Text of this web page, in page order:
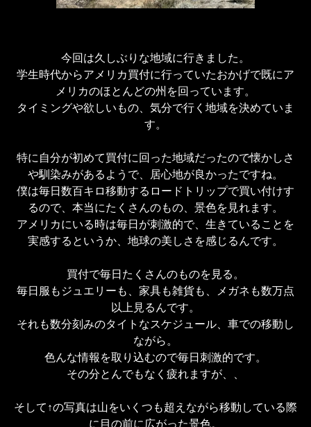
今回は久しぶりな地域に行きました。
学生時代からアメリカ買付に行っていたおかげで既にア
メリカのほとんどの州を回っています。
タイミングや欲しいもの、気分で行く地域を決めていま
す。
特に自分が初めて買付に回った地域だったので懐かしさ
や馴染みがあるようで、居心地が良かったですね。
僕は毎日数百キロ移動するロードトリップで買い付けす
るので、本当にたくさんのもの、景色を見れます。
アメリカにいる時は毎日が刺激的で、生きていることを
実感するというか、地球の美しさを感じるんです。
買付で毎日たくさんのものを見る。
毎日服もジュエリーも、家具も雑貨も、メガネも数万点
以上見るんです。
それも数分刻みのタイトなスケジュール、車での移動し
ながら。
色んな情報を取り込むので毎日刺激的です。
その分とんでもなく疲れますが、、
そして↑の写真は山をいくつも超えながら移動している際
に目の前に広がった景色。